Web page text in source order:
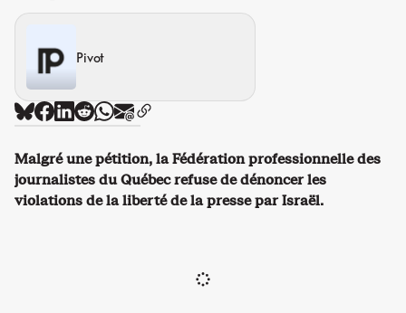
Pivot
Malgré une pétition, la Fédération professionnelle des
journalistes du Québec refuse de dénoncer les
violations de la liberté de la presse par Israël.